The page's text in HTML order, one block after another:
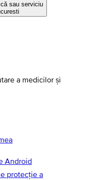
sau serviciu
a medicilor și
Android
protecție a